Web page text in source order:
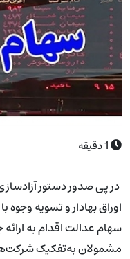
1دقیقه
در پی صدور دستور
اوراق بهادار و تسویه وجوه
سهام عدالت اقدام به
مشمولان به‌تفکیک